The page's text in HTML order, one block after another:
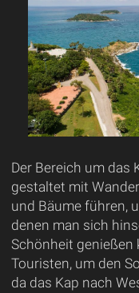
Der Bereich um das
gestaltet mit
und Bäume führen,
denen man sich
Schönheit genießen
Touristen, um den
da das Kap nach